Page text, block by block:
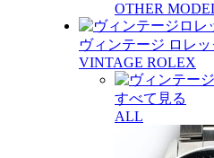
OTHER
ヴィンテージ ロレッ
VINTAGE ROLEX
すべて見る
ALL